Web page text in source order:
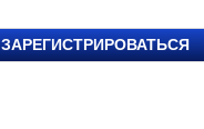
ЗАРЕГИСТРИРОВАТЬСЯ